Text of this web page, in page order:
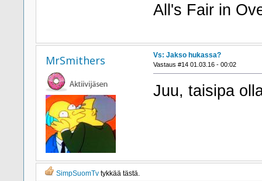
All's Fair in
MrSmithers Vs: Jakso hukassa?
Vastaus #14 01.03.16 - 00:02
Juu, taisipa
SimpSuomTvtykkää tästä.